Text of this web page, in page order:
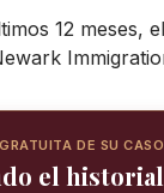
12 meses,
DE SU CASO
el